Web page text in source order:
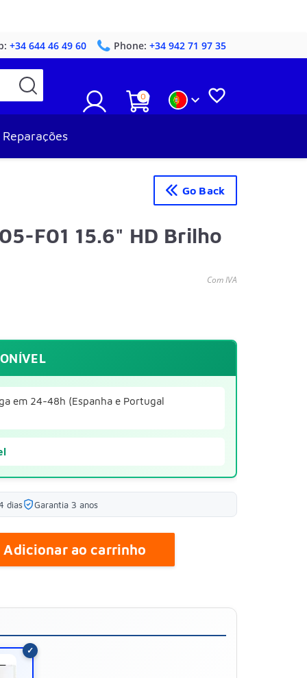
+34 644 46 49 60 Phone: +34 942 71 97 35
0  
Reparações
Go Back
F01 15.6" HD Brilho
Com IVA
em 24-48h (Espanha e Portugal
dias Garantia 3 anos
Adicionar ao carrinho